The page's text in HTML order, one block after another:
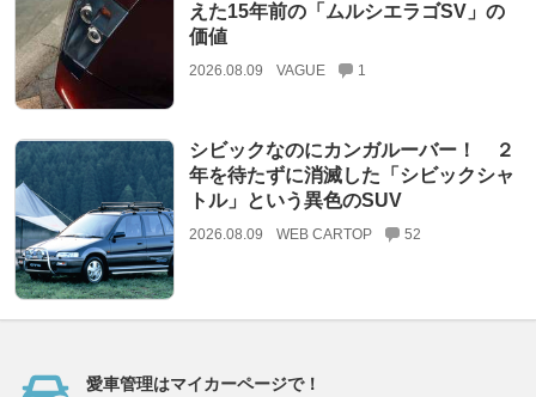
えた15年前の「ムルシエラゴSV」の
価値
2026.08.09 VAGUE 1
シビックなのにカンガルーバー！ ２
年を待たずに消滅した「シビックシャ
トル」という異色のSUV
2026.08.09 WEB CARTOP 52
愛車管理はマイカーページで！